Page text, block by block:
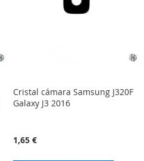
Cristal cámara Samsung J320F
Galaxy J3 2016
1,65 €